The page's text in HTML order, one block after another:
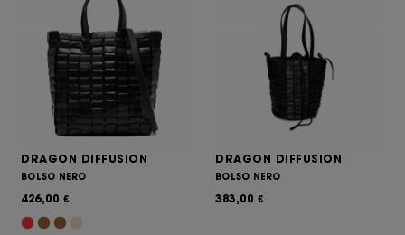
DRAGON DIFFUSION
BOLSO NERO
426,00 €
DRAGON DIFFUSION
BOLSO NERO
383,00 €